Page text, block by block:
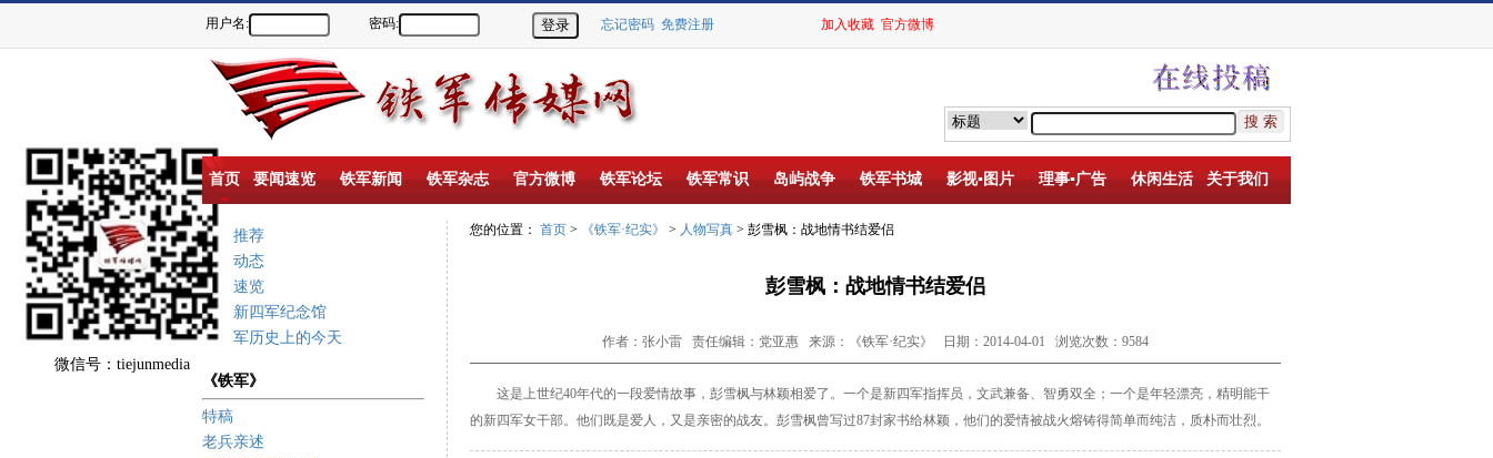
微信号：tiejunmedia
用户名: 密码: 忘记密码 免费注册 加入收藏 官方微博
首页 要闻速览 铁军新闻 铁军杂志 官方微博 铁军论坛 铁军常识 岛屿战争 铁军书城 影视▪图片 理事▪广告 休闲生活 关于我们
重点推荐
新闻动态
要闻速览
盐城新四军纪念馆
新四军历史上的今天
《铁军》
特稿
老兵亲述
您的位置： 首页 > 《铁军·纪实》 > 人物写真 > 彭雪枫：战地情书结爱侣
彭雪枫：战地情书结爱侣
作者：张小雷 责任编辑：党亚惠 来源：《铁军·纪实》 日期：2014-04-01 浏览次数：9584
这是上世纪40年代的一段爱情故事，彭雪枫与林颖相爱了。一个是新四军指挥员，文武兼备、智勇双全；一个是年轻漂亮，精明能干
的新四军女干部。他们既是爱人，又是亲密的战友。彭雪枫曾写过87封家书给林颖，他们的爱情被战火熔铸得简单而纯洁，质朴而壮烈。